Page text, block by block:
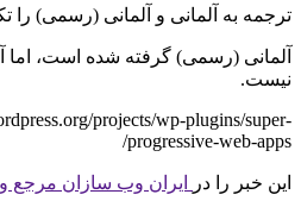
ترجمه به آلمانی و آلمانی (رسمی) را
آلمانی (رسمی) گرفته شده است، اما
نیست.
projects/wp-plugins/super-
progressive-web-apps/
این خبر را در ایران وب سازان مرجع